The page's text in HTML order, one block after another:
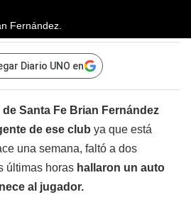
Fernández.
Diario UNO en
Santa Fe Brian Fernández
de ese club ya que está
una semana, faltó a dos
últimas horas hallaron un auto
al jugador.